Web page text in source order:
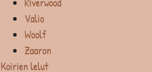
Valio
Woolf
Zaaron
Koirien lelut